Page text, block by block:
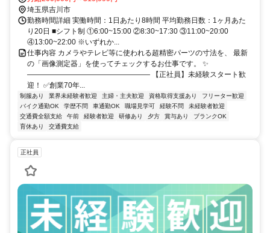
埼玉県吉川市
勤務時間詳細 実働時間：1日あたり8時間 平均勤務日数：1ヶ月あた
り20日 ■シフト制 ①6:00~15:00 ②8:30~17:30 ③11:00~20:00
④13:00~22:00 ※いずれか...
仕事内容 カメラやテレビ等に使われる超精密パーツの寸法を、 最新
の「画像測定器」を使ってチェックするお仕事です。 ✨
――――――――――――――――― 【正社員】未経験スタート歓
迎！ ✅創業70年...
制服あり 業界未経験者歓迎 主婦・主夫歓迎 資格取得支援あり
フリーター歓迎
バイク通勤OK
学歴不問 車通勤OK 職場見学可 経験不問
未経験者歓迎
交通費全額支給
午前 経験者歓迎 研修あり 夕方 賞与あり
ブランクOK
育休あり
交通費支給
正社員